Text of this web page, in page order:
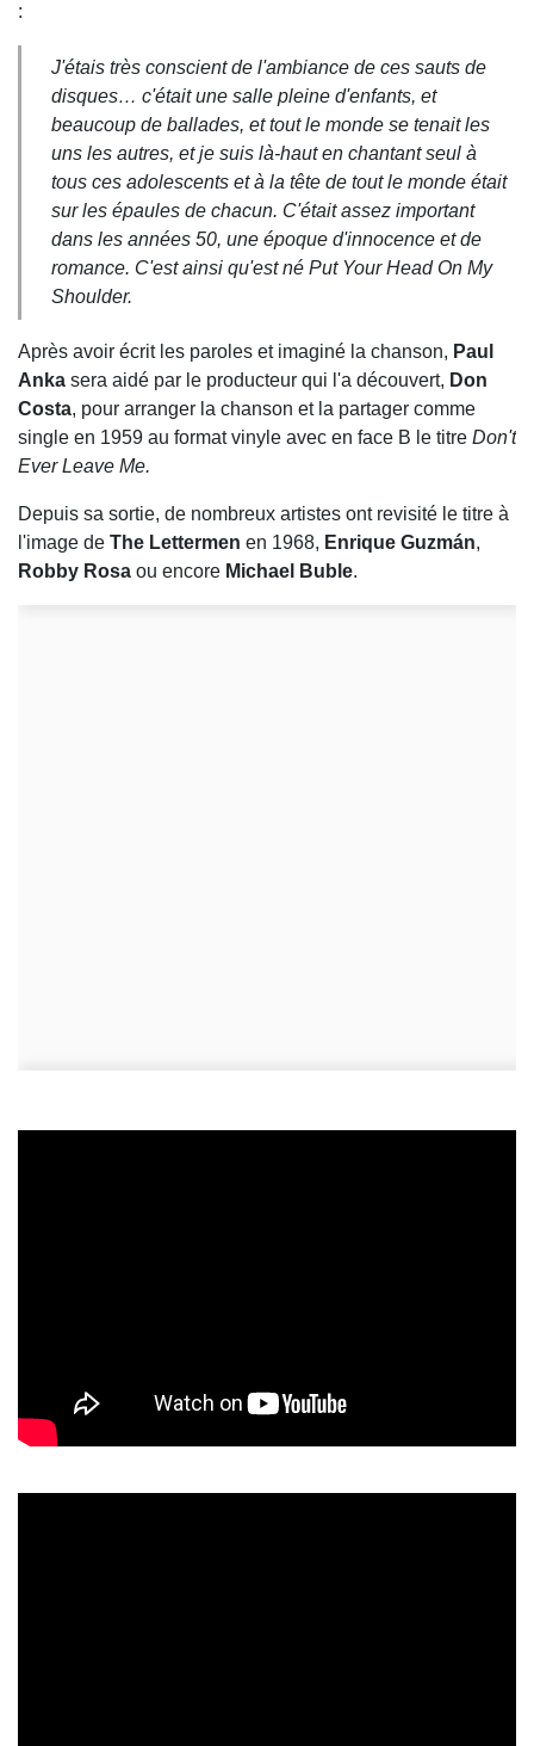
:
J'étais très conscient de l'ambiance de ces sauts de
disques… c'était une salle pleine d'enfants, et
beaucoup de ballades, et tout le monde se tenait les
uns les autres, et je suis là-haut en chantant seul à
tous ces adolescents et à la tête de tout le monde était
sur les épaules de chacun. C'était assez important
dans les années 50, une époque d'innocence et de
romance. C'est ainsi qu'est né Put Your Head On My
Shoulder.
Après avoir écrit les paroles et imaginé la chanson, Paul
Anka sera aidé par le producteur qui l'a découvert, Don
Costa, pour arranger la chanson et la partager comme
single en 1959 au format vinyle avec en face B le titre Don't
Ever Leave Me.
Depuis sa sortie, de nombreux artistes ont revisité le titre à
l'image de The Lettermen en 1968, Enrique Guzmán,
Robby Rosa ou encore Michael Buble.